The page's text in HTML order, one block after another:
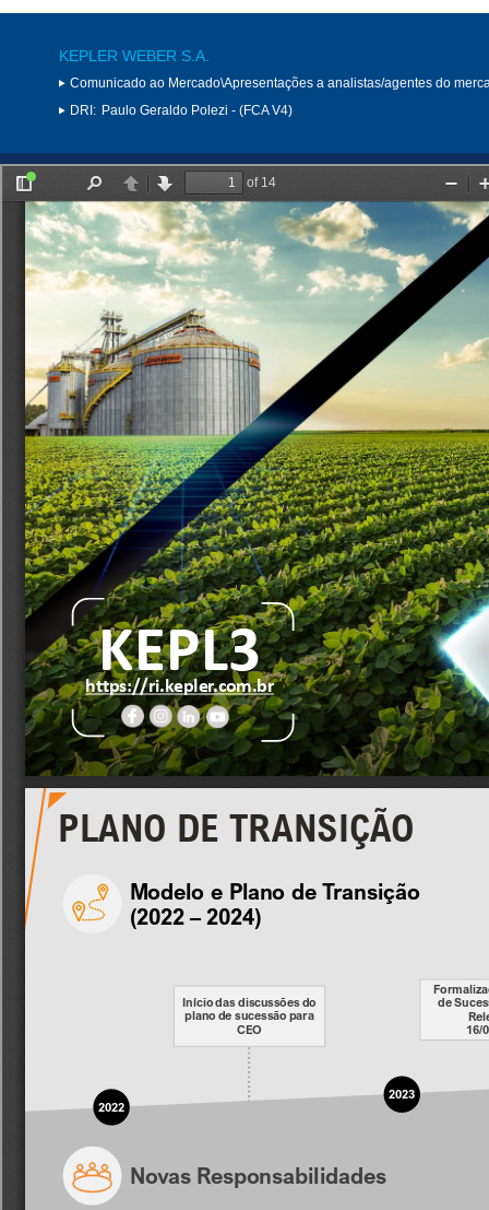
KEPLER WEBER S.A.
Comunicado ao Mercado\Apresentações a analistas/agentes do
DRI: Paulo Geraldo Polezi - (FCA V4)